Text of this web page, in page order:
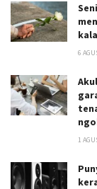
6
1